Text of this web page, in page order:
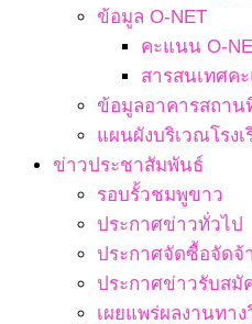
ข้อมูล O-NET
คะแนน O-
สารสนเทศค
ข้อมูลอาคารสถาน
แผนผังบริเวณโรงเ
ข่าวประชาสัมพันธ์
รอบรั้วชมพูขาว
ประกาศข่าวทั่วไป
ประกาศจัดซื้อจัดจ้
ประกาศข่าวรับสมั
เผยแพร่ผลงานทา